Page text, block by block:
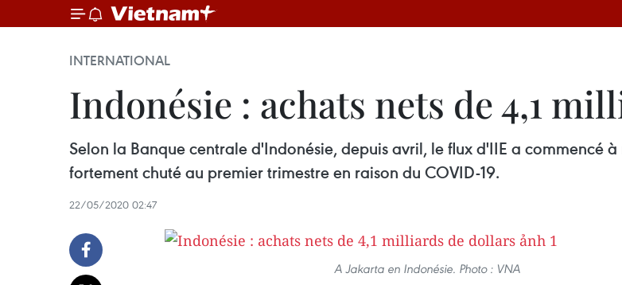
INTERNATIONAL
Indonésie : achats nets de 4,1
Selon la Banque centrale d'Indonésie, depuis avril, le flux d'IIE a commencé
fortement chuté au premier trimestre en raison du COVID-19.
22/05/2020 02:47
A Jakarta en Indonésie. Photo : VNA